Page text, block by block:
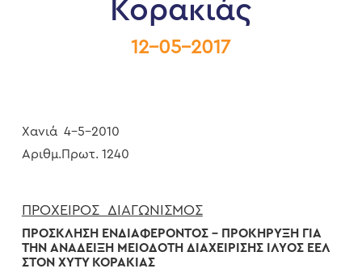
Κορακιάς
12-05-2017
Χανιά 4-5-2010
Αριθμ.Πρωτ. 1240
ΠΡΟΧΕΙΡΟΣ ΔΙΑΓΩΝΙΣΜΟΣ
ΠΡΟΣΚΛΗΣΗ ΕΝΔΙΑΦΕΡΟΝΤΟΣ – ΠΡΟΚΗΡΥΞΗ ΓΙΑ
ΤΗΝ ΑΝΑΔΕΙΞΗ ΜΕΙΟΔΟΤΗ ΔΙΑΧΕΙΡΙΣΗΣ ΙΛΥΟΣ ΕΕΛ
ΣΤΟΝ ΧΥΤΥ ΚΟΡΑΚΙΑΣ